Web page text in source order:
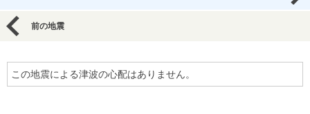
前の地震
この地震による津波の心配はありません。